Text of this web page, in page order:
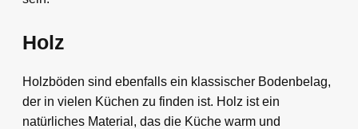
Holz
Holzböden sind ebenfalls ein klassischer Bodenbelag,
der in vielen Küchen zu finden ist. Holz ist ein
natürliches Material, das die Küche warm und